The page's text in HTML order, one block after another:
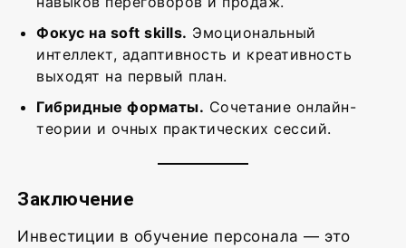
Фокус на soft skills. Эмоциональный
интеллект, адаптивность и креативность
выходят на первый план.
Гибридные форматы. Сочетание онлайн-
теории и очных практических сессий.
Заключение
Инвестиции в обучение персонала — это